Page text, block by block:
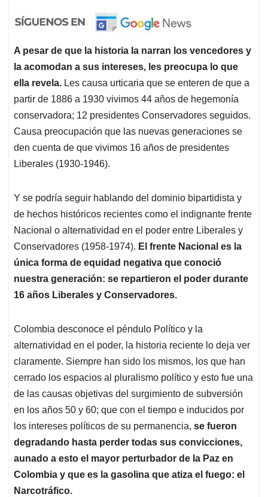
A pesar de que la historia la narran los vencedores y
la acomodan a sus intereses, les preocupa lo que
ella revela. Les causa urticaria que se enteren de que a
partir de 1886 a 1930 vivimos 44 años de hegemonía
conservadora; 12 presidentes Conservadores seguidos.
Causa preocupación que las nuevas generaciones se
den cuenta de que vivimos 16 años de presidentes
Liberales (1930-1946).
Y se podría seguir hablando del dominio bipartidista y
de hechos históricos recientes como el indignante frente
Nacional o alternatividad en el poder entre Liberales y
Conservadores (1958-1974). El frente Nacional es la
única forma de equidad negativa que conoció
nuestra generación: se repartieron el poder durante
16 años Liberales y Conservadores.
Colombia desconoce el péndulo Político y la
alternatividad en el poder, la historia reciente lo deja ver
claramente. Siempre han sido los mismos, los que han
cerrado los espacios al pluralismo político y esto fue una
de las causas objetivas del surgimiento de subversión
en los años 50 y 60; que con el tiempo e inducidos por
los intereses políticos de su permanencia, se fueron
degradando hasta perder todas sus convicciones,
aunado a esto el mayor perturbador de la Paz en
Colombia y que es la gasolina que atiza el fuego: el
Narcotráfico.